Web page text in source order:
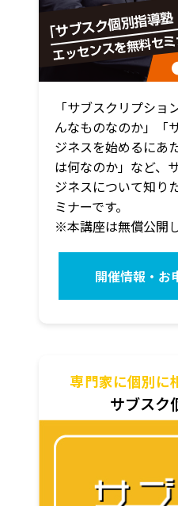
「サブスクリプシ
んなものなのか」「
ジネスを始めるにあ
は何なのか」など、
ジネスについて知り
ミナーです。
※本講座は無償公開
開催情報・お
専門家に個別に
サブスク